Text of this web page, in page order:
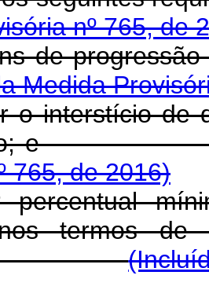
nº 765, de
fins de
Medida
o interstício de
765, de 2016)
percentual
termos de